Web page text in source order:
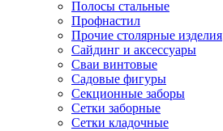
Полосы стальные
Профнастил
Прочие столярные изделия
Сайдинг и аксессуары
Сваи винтовые
Садовые фигуры
Секционные заборы
Сетки заборные
Сетки кладочные